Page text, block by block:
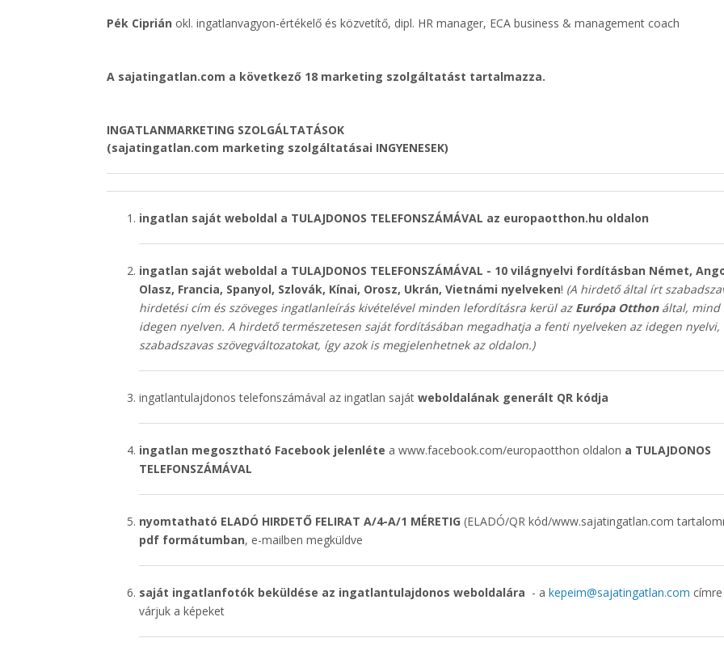
Pék Ciprián okl. ingatlanvagyon-értékelő és közvetítő, dipl. HR manager, ECA business & management coach
A sajatingatlan.com a következő 18 marketing szolgáltatást tartalmazza.
INGATLANMARKETING SZOLGÁLTATÁSOK
(sajatingatlan.com marketing szolgáltatásai INGYENESEK)
ingatlan saját weboldal a TULAJDONOS TELEFONSZÁMÁVAL az europaotthon.hu oldalon
ingatlan saját weboldal a TULAJDONOS TELEFONSZÁMÁVAL - 10 világnyelvi fordításban Német,
Olasz, Francia, Spanyol, Szlovák, Kínai, Orosz, Ukrán, Vietnámi nyelveken! (A hirdető által írt
hirdetési cím és szöveges ingatlanleírás kivételével minden lefordításra kerül az Európa Otthonáltal, mind
idegen nyelven. A hirdető természetesen saját fordításában megadhatja a fenti nyelveken az idegen nyelvi,
szabadszavas szövegváltozatokat, így azok is megjelenhetnek az oldalon.)
ingatlantulajdonos telefonszámával az ingatlan saját weboldalának generált QR kódja
ingatlan megosztható Facebook jelenléte a www.facebook.com/europaotthon oldalon a TULAJDONOS
TELEFONSZÁMÁVAL
nyomtatható ELADÓ HIRDETŐ FELIRAT A/4-A/1 MÉRETIG (ELADÓ/QR kód/www.sajatingatlan.com
pdf formátumban, e-mailben megküldve
saját ingatlanfotók beküldése az ingatlantulajdonos weboldalára - a kepeim@sajatingatlan.com címre
várjuk a képeket